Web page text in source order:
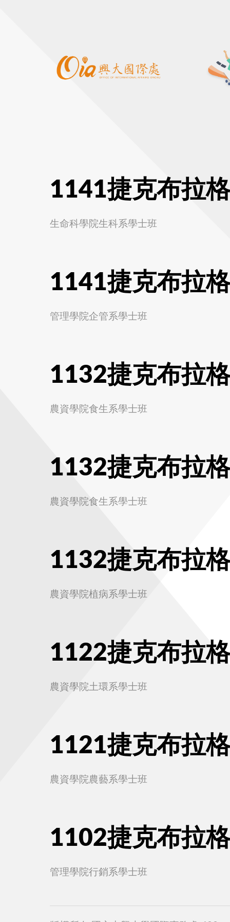
1141捷克布拉
生命科學院生科系學士班
1141捷克布拉
管理學院企管系學士班
1132捷克布拉
農資學院食生系學士班
1132捷克布拉
農資學院食生系學士班
1132捷克布拉
農資學院植病系學士班
1122捷克布拉
農資學院土環系學士班
1121捷克布拉
農資學院農藝系學士班
1102捷克布拉
管理學院行銷系學士班